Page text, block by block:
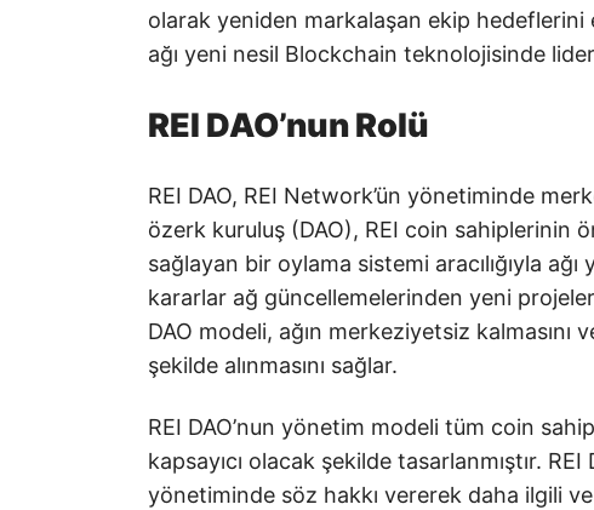
olarak yeniden markalaşan ekip
ağı yeni nesil Blockchain teknolojisinde
REI DAO’nun Rolü
REI DAO, REI Network’ün yönetiminde
özerk kuruluş (DAO), REI coin sahiplerinin
sağlayan bir oylama sistemi aracılığıyla
kararlar ağ güncellemelerinden yeni
DAO modeli, ağın merkeziyetsiz kalmasını
şekilde alınmasını sağlar.
REI DAO’nun yönetim modeli tüm coin
kapsayıcı olacak şekilde tasarlanmıştır.
yönetiminde söz hakkı vererek daha ilgili